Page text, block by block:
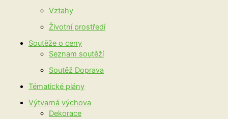
Vztahy
Životní prostředí
Soutěže o ceny
Seznam soutěží
Soutěž Doprava
Tématické plány
Výtvarná výchova
Dekorace